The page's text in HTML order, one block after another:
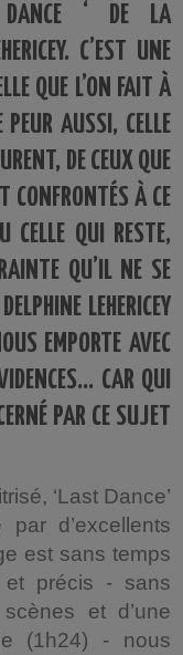
DANCE ‘ DE LA
C’EST UNE
QUE L’ON FAIT À
AUSSI, CELLE
DE CEUX QUE
CONFRONTÉS À CE
CELLE QUI RESTE,
QU’IL NE SE
LEHERICEY
EMPORTE AVEC
CAR QUI
PAR CE SUJET
‘Last Dance’
d’excellents
est sans temps
et précis - sans
et d’une
(1h24) - nous